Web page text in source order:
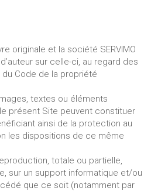
originale et la société SERVIMO
sur celle-ci, au regard des
Code de la propriété
textes ou éléments
présent Site peuvent constituer
ainsi de la protection au
les dispositions de ce même
totale ou partielle,
sur un support informatique et/ou
que ce soit (notamment par